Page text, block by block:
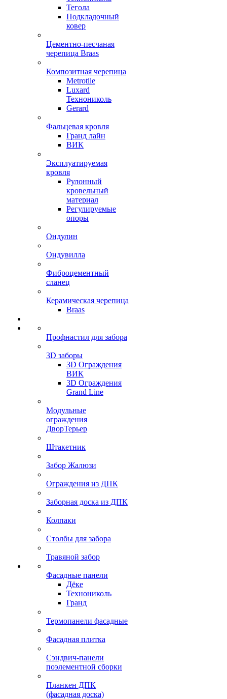
Тегола
Подкладочный
ковер
Цементно-песчаная
черепица Braas
Композитная черепица
Metrotile
Luxard
Технониколь
Gerard
Фальцевая кровля
Гранд лайн
ВИК
Эксплуатируемая
кровля
Рулонный
кровельный
материал
Регулируемые
опоры
Ондулин
Ондувилла
Фиброцементный
сланец
Керамическая черепица
Braas
Профнастил для забора
3D заборы
3D Ограждения
ВИК
3D Ограждения
Grand Line
Модульные
ограждения
ДворТерьер
Штакетник
Забор Жалюзи
Ограждения из ДПК
Заборная доска из ДПК
Колпаки
Столбы для забора
Травяной забор
Фасадные панели
Дёке
Технониколь
Гранд
Термопанели фасадные
Фасадная плитка
Сэндвич-панели
поэлементной сборки
Планкен ДПК
(фасадная доска)